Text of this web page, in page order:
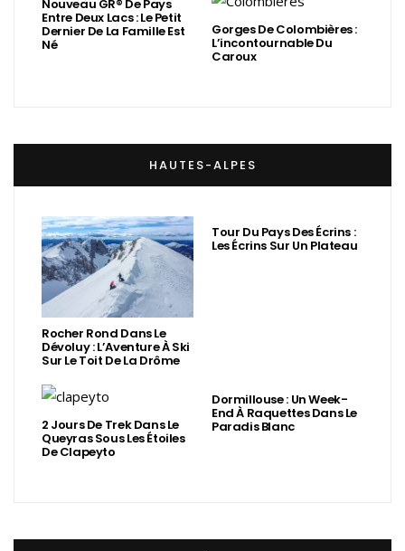
Nouveau GR® De Pays
Entre Deux Lacs : Le Petit
Dernier De La Famille Est
Né
Gorges De Colombières :
L’incontournable Du
Caroux
HAUTES-ALPES
Rocher Rond Dans Le
Dévoluy : L’Aventure À Ski
Sur Le Toit De La Drôme
Tour Du Pays Des Écrins :
Les Écrins Sur Un Plateau
2 Jours De Trek Dans Le
Queyras Sous Les Étoiles
De Clapeyto
Dormillouse : Un Week-
End À Raquettes Dans Le
Paradis Blanc